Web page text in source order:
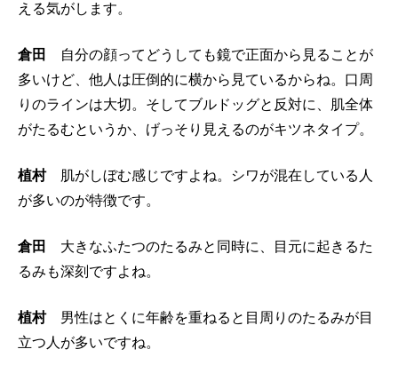
える気がします。
倉田
自分の顔ってどうしても鏡で正面から見ることが
多いけど、他人は圧倒的に横から見ているからね。口周
りのラインは大切。そしてブルドッグと反対に、肌全体
がたるむというか、げっそり見えるのがキツネタイプ。
植村 肌がしぼむ感じですよね。シワが混在している人
が多いのが特徴です。
倉田 大きなふたつのたるみと同時に、目元に起きるた
るみも深刻ですよね。
植村 男性はとくに年齢を重ねると目周りのたるみが目
立つ人が多いですね。